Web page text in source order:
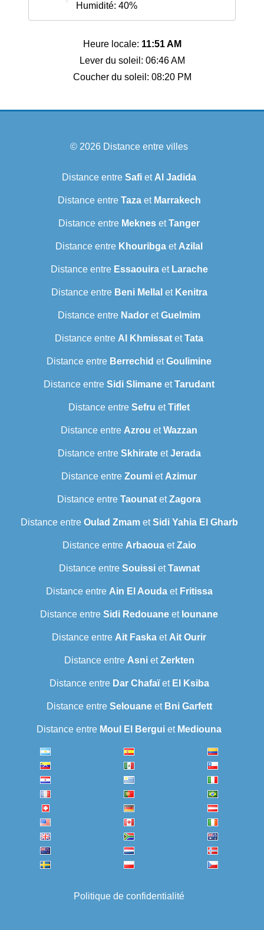
Humidité: 40%
Heure locale: 11:51 AM
Lever du soleil: 06:46 AM
Coucher du soleil: 08:20 PM
© 2026 Distance entre villes
Distance entre Safi et Al Jadida
Distance entre Tazaet Marrakech
Distance entre Meknes etTanger
Distance entre Khouribga et Azilal
Distance entre Essaouiraet Larache
Distance entre Beni Mellal et Kenitra
Distance entre Nador etGuelmim
Distance entre Al Khmissat etTata
Distance entre Berrechid etGoulimine
Distance entre Sidi Slimane etTarudant
Distance entre Sefru etTiflet
Distance entre Azrou etWazzan
Distance entre SkhirateetJerada
Distance entre Zoumi et Azimur
Distance entre Taounat etZagora
Distance entre Oulad ZmametSidi Yahia El Gharb
Distance entre ArbaouaetZaio
Distance entre SouissietTawnat
Distance entre Ain El Aoudaet Fritissa
Distance entre Sidi Redouane et Iounane
Distance entre Ait Faska et Ait Ourir
Distance entre AsnietZerkten
Distance entre Dar Chafaïet El Ksiba
Distance entre Selouaneet Bni Garfett
Distance entre Moul El Bergui et Mediouna
Politique de confidentialité